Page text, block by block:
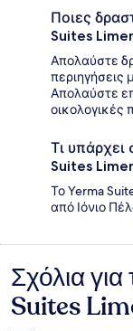
Ποιες
Suites
Απολαύστε
περιηγήσεις
Απολαύστε
οικολογικές
Τι υπάρχει
Suites
Το Yerma
από Ιόνιο
Σχόλια
Σχόλια
Suites